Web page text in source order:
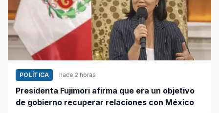
POLÍTICA hace 2 horas
Presidenta Fujimori afirma que era un objetivo
de gobierno recuperar relaciones con México